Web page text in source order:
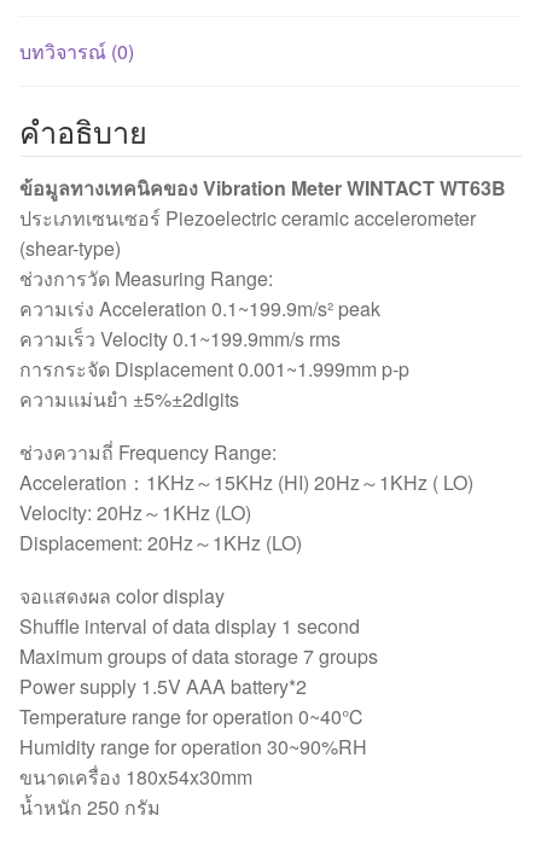
บทวิจารณ์ (0)
คำอธิบาย
ข้อมูลทางเทคนิคของ Vibration Meter WINTACT WT63B
ประเภทเซนเซอร์ Piezoelectric ceramic accelerometer
(shear-type)
ช่วงการวัด Measuring Range:
ความเร่ง Acceleration 0.1~199.9m/s² peak
ความเร็ว Velocity 0.1~199.9mm/s rms
การกระจัด Displacement 0.001~1.999mm p-p
ความแม่นยำ ±5%±2digits
ช่วงความถี่ Frequency Range:
Acceleration：1KHz～15KHz (HI) 20Hz～1KHz ( LO)
Velocity: 20Hz～1KHz (LO)
Displacement: 20Hz～1KHz (LO)
จอแสดงผล color display
Shuffle interval of data display 1 second
Maximum groups of data storage 7 groups
Power supply 1.5V AAA battery*2
Temperature range for operation 0~40℃
Humidity range for operation 30~90%RH
ขนาดเครื่อง 180x54x30mm
น้ำหนัก 250 กรัม